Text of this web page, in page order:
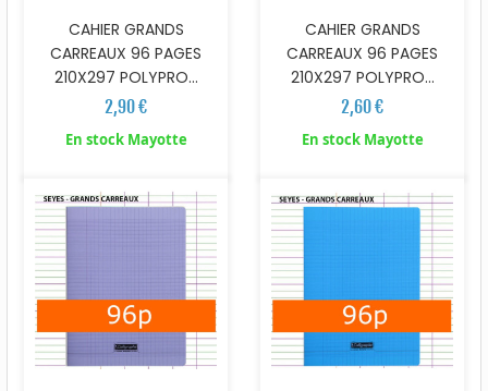
CAHIER GRANDS
CARREAUX 96 PAGES
210X297 POLYPRO...
2,90 €
En stock Mayotte
CAHIER GRANDS
CARREAUX 96 PAGES
210X297 POLYPRO...
2,60 €
En stock Mayotte